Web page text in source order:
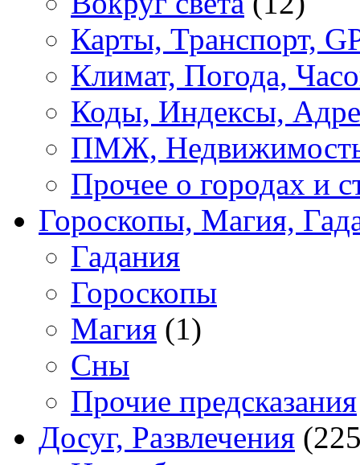
Карты, Транспорт,
Климат, Погода,
Коды, Индексы,
ПМЖ,
Прочее о городах и
Гороскопы, Магия,
Гадания
Гороскопы
Магия (1)
Сны
Прочие предсказания
Досуг, Развлечения